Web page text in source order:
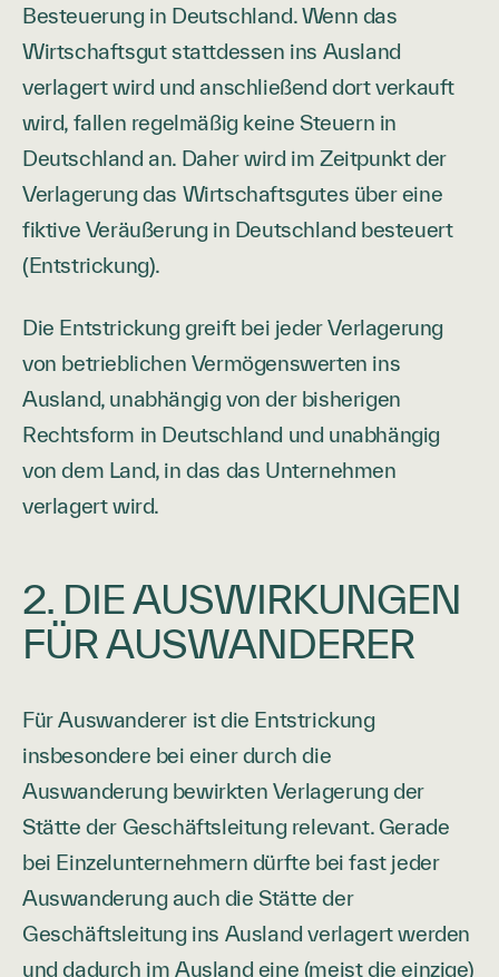
Besteuerung in Deutschland. Wenn das
Wirtschaftsgut stattdessen ins Ausland
verlagert wird und anschließend dort verkauft
wird, fallen regelmäßig keine Steuern in
Deutschland an. Daher wird im Zeitpunkt der
Verlagerung das Wirtschaftsgutes über eine
fiktive Veräußerung in Deutschland besteuert
(Entstrickung).
Die Entstrickung greift bei jeder Verlagerung
von betrieblichen Vermögenswerten ins
Ausland, unabhängig von der bisherigen
Rechtsform in Deutschland und unabhängig
von dem Land, in das das Unternehmen
verlagert wird.
2. DIE AUSWIRKUNGEN
FÜR AUSWANDERER
Für Auswanderer ist die Entstrickung
insbesondere bei einer durch die
Auswanderung bewirkten Verlagerung der
Stätte der Geschäftsleitung relevant. Gerade
bei Einzelunternehmern dürfte bei fast jeder
Auswanderung auch die Stätte der
Geschäftsleitung ins Ausland verlagert werden
und dadurch im Ausland eine (meist die einzige)